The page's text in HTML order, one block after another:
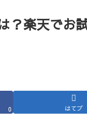
楽天でお試
0 はてブ